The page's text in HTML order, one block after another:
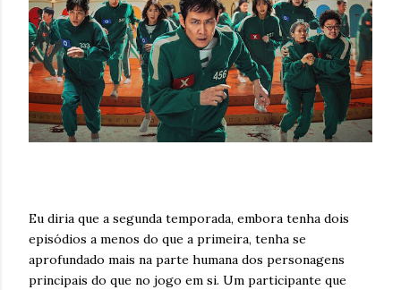
Eu diria que a segunda temporada, embora tenha dois
episódios a menos do que a primeira, tenha se
aprofundado mais na parte humana dos personagens
principais do que no jogo em si. Um participante que